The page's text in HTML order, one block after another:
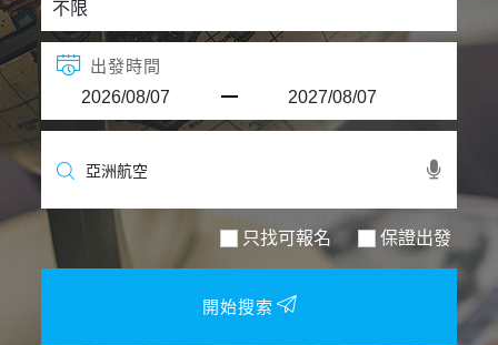
會員專區
出發時間
只找可報名 保證出發
開始搜索